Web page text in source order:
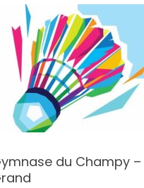
du Champy